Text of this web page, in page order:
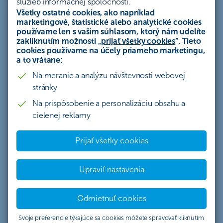
Všetky ostatné cookies, ako napríklad
marketingové, štatistické alebo analytické cookies
používame len s vašim súhlasom, ktorý nám udelíte
zakliknutím možnosti „prijať všetky cookies“. Tieto
cookies používame na účely priameho marketingu,
a to vrátane:
Na meranie a analýzu návštevnosti webovej
stránky
Na prispôsobenie a personalizáciu obsahu a
cielenej reklamy
Prijať všetky cookies
Upraviť nastavenia
Odmietnuť cookies
Svoje preferencie týkajúce sa cookies môžete spravovať kliknutím
Ostatné Celý archív
Štatút akcie „Vrátenie 1 až 4 anuitných splátok pri
Štatút akcie „Vrátenie 1 až 4 anuitných splátok pri
Štatút akcie „Vrátenie 1 splátky za energetický certifikát
Štatút akcie „Cestovné poistenie k platobnej karte na 12
Štatút akcie „Vrátenie 1 až 3 anuitných splátok pri
Štatút akcie „Vrátenie 1 až 3 anuitných splátok pri